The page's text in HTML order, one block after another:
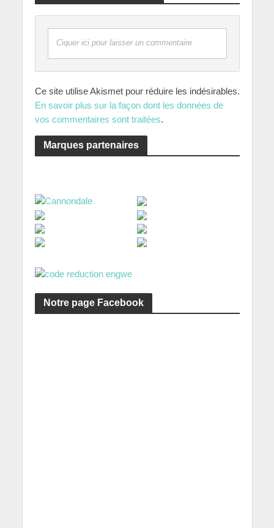
Ciquer ici pour laisser un commentaire
Ce site utilise Akismet pour réduire les indésirables.
En savoir plus sur la façon dont les données de
vos commentaires sont traitées.
Marques partenaires
Notre page Facebook